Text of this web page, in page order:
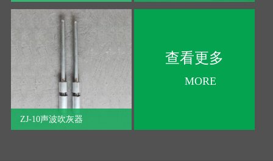
ZJ-10声波吹灰器
查看更多
MORE
心对待客户。
3、二十余年吹灰器设计、生产、安装的经验积累。
4、价格并不是决定购买的最重要的因素,质量可靠，性价比高
才是最重要的.“我们少赚一点，对客户让利多一点，帮助客户
降低生产成本，提高生产利润！”是我们的一贯宗旨。
5、多样灵活的方案满足您的需求！公司的多位客服技术人员
会认真仔细的记录下您的每一个需求，并且全力的为您解决
问题。不管是有关于产品的，价格的，服务的，质量的各方
面的要求，我们都欢迎您向我们提出宝贵的意见，我们会竭